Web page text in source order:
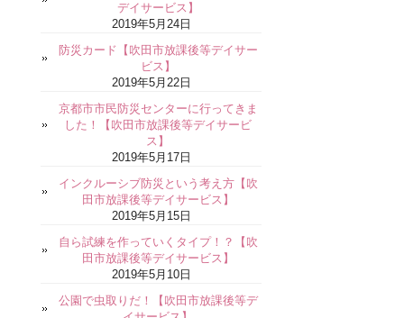
デイサービス】
2019年5月24日
防災カード【吹田市放課後等デイサー
ビス】
2019年5月22日
京都市市民防災センターに行ってきま
した！【吹田市放課後等デイサービ
ス】
2019年5月17日
インクルーシブ防災という考え方【吹
田市放課後等デイサービス】
2019年5月15日
自ら試練を作っていくタイプ！？【吹
田市放課後等デイサービス】
2019年5月10日
公園で虫取りだ！【吹田市放課後等デ